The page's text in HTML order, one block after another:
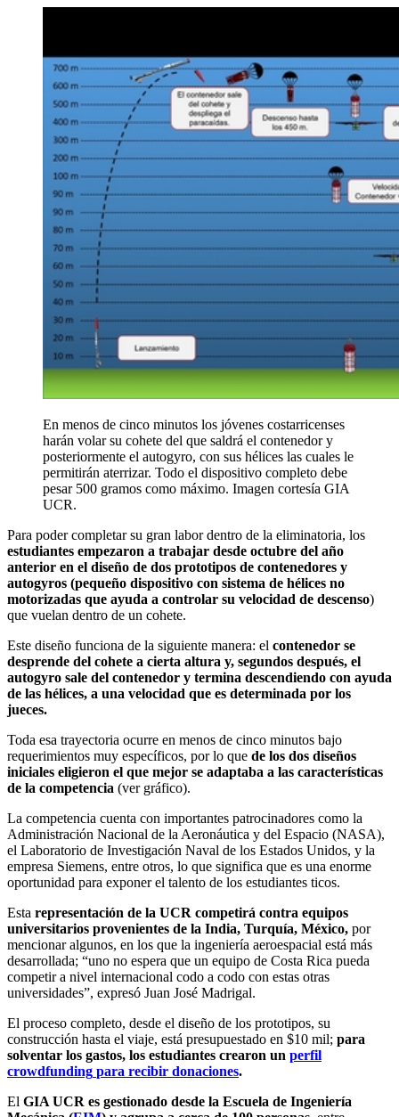
En menos de cinco minutos los jóvenes costarricenses
harán volar su cohete del que saldrá el contenedor y
posteriormente el autogyro, con sus hélices las cuales le
permitirán aterrizar. Todo el dispositivo completo debe
pesar 500 gramos como máximo. Imagen cortesía GIA
UCR.
Para poder completar su gran labor dentro de la eliminatoria, los
estudiantes empezaron a trabajar desde octubre del año
anterior en el diseño de dos prototipos de contenedores y
autogyros (pequeño dispositivo con sistema de hélices no
motorizadas que ayuda a controlar su velocidad de descenso)
que vuelan dentro de un cohete.
Este diseño funciona de la siguiente manera: el contenedor se
desprende del cohete a cierta altura y, segundos después, el
autogyro sale del contenedor y termina descendiendo con ayuda
de las hélices, a una velocidad que es determinada por los
jueces.
Toda esa trayectoria ocurre en menos de cinco minutos bajo
requerimientos muy específicos, por lo que de los dos diseños
iniciales eligieron el que mejor se adaptaba a las características
de la competencia (ver gráfico).
La competencia cuenta con importantes patrocinadores como la
Administración Nacional de la Aeronáutica y del Espacio (NASA),
el Laboratorio de Investigación Naval de los Estados Unidos, y la
empresa Siemens, entre otros, lo que significa que es una enorme
oportunidad para exponer el talento de los estudiantes ticos.
Esta representación de la UCR competirá contra equipos
universitarios provenientes de la India, Turquía, México, por
mencionar algunos, en los que la ingeniería aeroespacial está más
desarrollada; “uno no espera que un equipo de Costa Rica pueda
competir a nivel internacional codo a codo con estas otras
universidades”, expresó Juan José Madrigal.
El proceso completo, desde el diseño de los prototipos, su
construcción hasta el viaje, está presupuestado en $10 mil; para
solventar los gastos, los estudiantes crearon un perfil
crowdfunding para recibir donaciones.
El GIA UCR es gestionado desde la Escuela de Ingeniería